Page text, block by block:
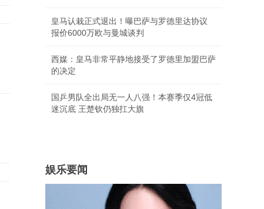
皇马认栽正式退出！曝巴萨与罗德里达协议
报价6000万欧与曼城谈判
西媒：皇马非常平静地接受了罗德里加盟巴萨
的决定
国乒男队全出局无一人八强！本赛季仅4冠低
迷沉底 王楚钦仍独扛大旗
娱乐要闻